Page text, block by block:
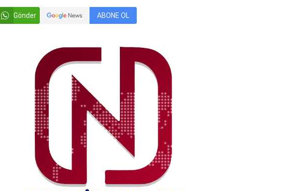
Gönder ABONE OL